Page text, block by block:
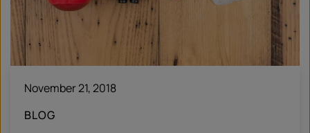
November 21, 2018
BLOG